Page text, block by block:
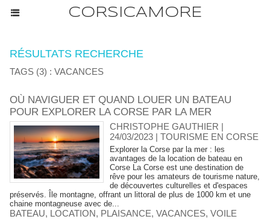
CORSICAMORE
RÉSULTATS RECHERCHE
TAGS (3) : VACANCES
OÙ NAVIGUER ET QUAND LOUER UN BATEAU
POUR EXPLORER LA CORSE PAR LA MER
CHRISTOPHE GAUTHIER |
24/03/2023 |TOURISME EN CORSE
​Explorer la Corse par la mer : les
avantages de la location de bateau en
Corse La Corse est une destination de
rêve pour les amateurs de tourisme nature,
de découvertes culturelles et d'espaces
préservés. Île montagne, offrant un littoral de plus de 1000 km et une
chaine montagneuse avec de...
BATEAU, LOCATION, PLAISANCE, VACANCES, VOILE